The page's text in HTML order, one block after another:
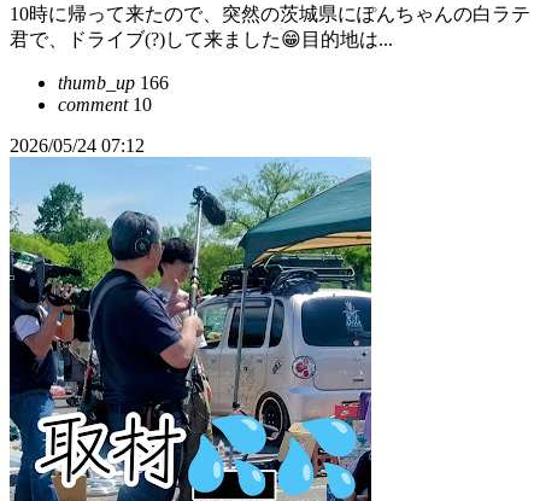
10時に帰って来たので、突然の茨城県にぽんちゃんの白ラテ
君で、ドライブ(?)して来ました😁目的地は...
thumb_up 166
comment10
2026/05/24 07:12